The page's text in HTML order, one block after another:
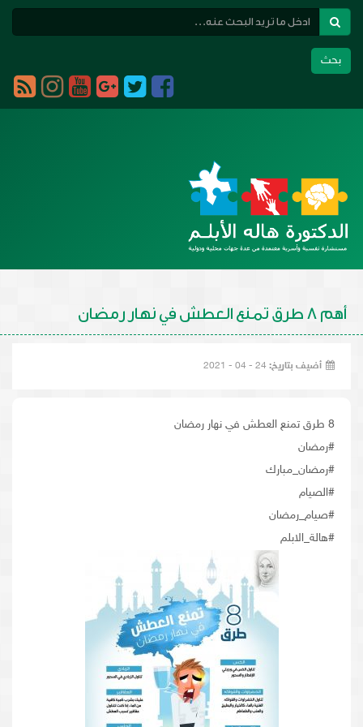
بحث
أهم 8 طرق تمنع العطش في نهار رمضان
أضيف بتاريخ:
8 طرق تمنع العطش في نهار رمضان
#رمضان
#رمضان_مبارك
#الصيام
#صيام_رمضان
#هالة_الابلم